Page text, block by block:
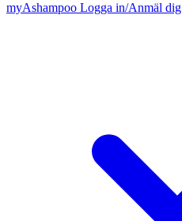
myAshampoo Logga in/Anmäl dig